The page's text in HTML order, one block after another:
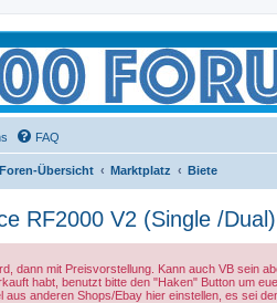
FAQ
Foren-Übersicht Marktplatz Biete
RF2000 V2 (Single /Dual)
dann mit Preisvorstellung. Kann auch VB sein
habt, benutzt bitte den "Haken" Button um
aus anderen Shops/Ebay hier einstellen, es sei